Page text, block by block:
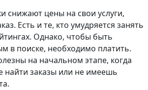
снижают цены на свои услуги,
Есть и те, кто умудряется занять
Однако, чтобы быть
в поиске, необходимо платить.
на начальном этапе, когда
найти заказы или не имеешь